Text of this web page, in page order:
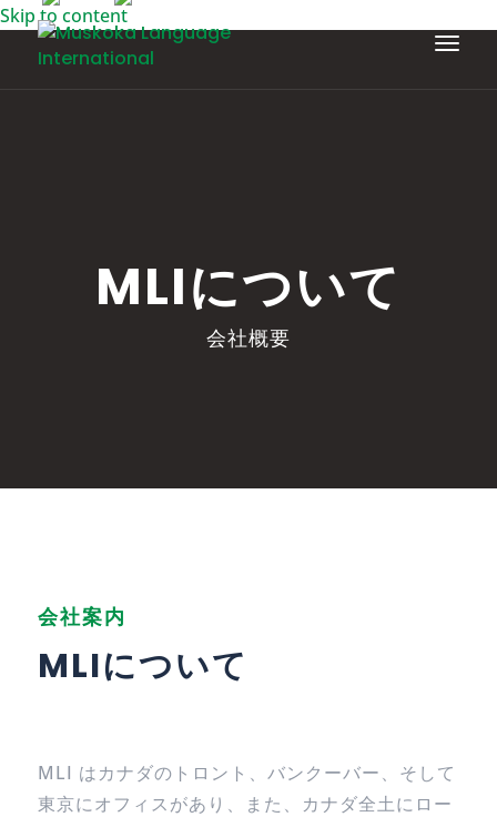
Skip to content
MLIについて
会社概要
会社案内
MLIについて
MLI はカナダのトロント、バンクーバー、そして
東京にオフィスがあり、また、カナダ全土にロー